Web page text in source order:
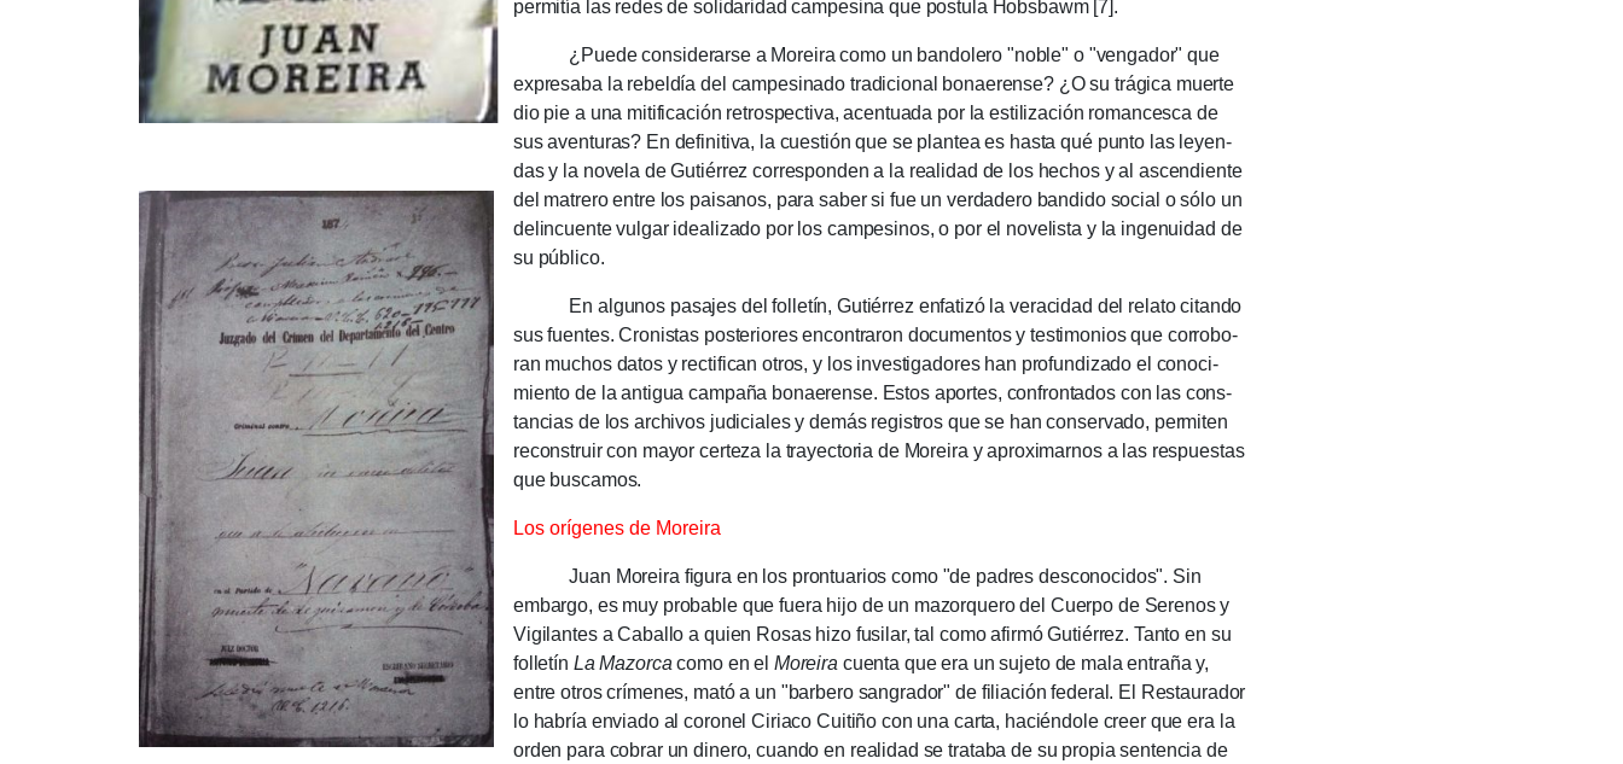
permi­tía las redes de solida­ridad campesina que postula Hobsbawm [7].
¿Puede considerarse a Moreira como un bandolero "noble" o "vengador" que
expresaba la rebeldía del campesinado tradicio­nal bonae­ren­se? ¿O su trágica muerte
dio pie a una mitifica­ción retrospectiva, acen­tua­da por la estili­zación romancesca de
sus aventu­ras? En defini­ti­va, la cuestión que se plantea es hasta qué punto las leyen­
das y la novela de Gutié­rrez co­rres­ponden a la reali­dad de los hechos y al ascen­diente
del matre­ro entre los paisa­nos, para saber si fue un verda­dero bandido social o sólo un
delin­cuente vulgar idea­lizado por los campe­sinos, o por el novelista y la ingenui­dad de
su público.
En algunos pasajes del folletín, Gutiérrez enfatizó la vera­cidad del relato citando
sus fuen­tes. Cronis­tas posterio­res encon­traron documentos y testimonios que corro­bo­
ran muchos datos y recti­fi­can otros, y los investi­gado­res han profundizado el conoci­
miento de la antigua campaña bonae­rense. Estos aportes, con­frontados con las cons­
tan­cias de los archi­vos judi­ciales y demás registros que se han conservado, permi­ten
recons­truir con mayor certeza la trayec­to­ria de Moreira y aproximarnos a las respuestas
que buscamos.
Los orígenes de Moreira
Juan Moreira figura en los prontua­rios como "de padres desconoci­dos". Sin
embargo, es muy probable que fuera hijo de un mazor­quero del Cuerpo de Serenos y
Vigilantes a Caballo a quien Rosas hizo fusi­lar, tal como afirmó Gutié­rrez. Tanto en su
folletín La Mazorca como en el Moreira cuenta que era un sujeto de mala entraña y,
entre otros crímenes, mató a un "bar­bero san­gra­dor" de filia­ción federal. El Restaurador
lo habría enviado al coro­nel Ciria­co Cuiti­ño con una carta, ha­cién­dole creer que era la
orden para cobrar un dine­ro, cuando en reali­dad se trata­ba de su propia sen­tencia de